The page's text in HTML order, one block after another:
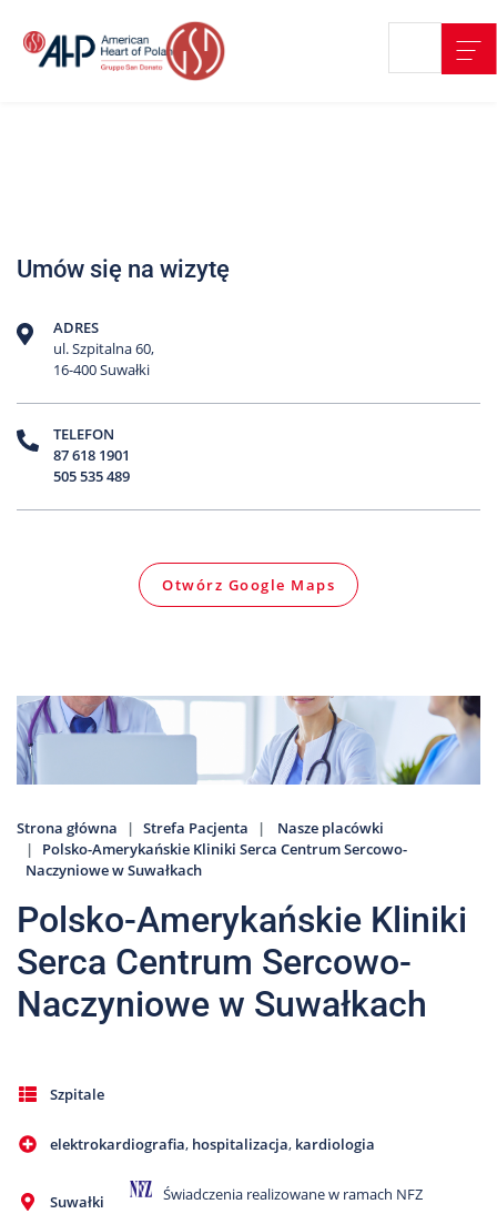
treści
Edukacja
Pacjenta
nas
AHP
Media
801
502
Umów się na wizytę
ADRES
ul. Szpitalna 60,
16-400 Suwałki
TELEFON
87 618 1901
505 535 489
Otwórz Google Maps
Strona główna Strefa Pacjenta
Nasze placówki
Polsko-Amerykańskie Kliniki Serca Centrum Sercowo-
Naczyniowe w Suwałkach
Polsko-Amerykańskie Kliniki
Serca Centrum Sercowo-
Naczyniowe w Suwałkach
Szpitale
elektrokardiografia, hospitalizacja, kardiologia
Suwałki Świadczenia realizowane w ramach NFZ